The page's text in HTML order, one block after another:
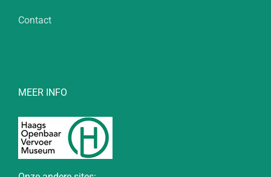
Contact
MEER INFO